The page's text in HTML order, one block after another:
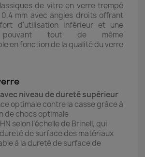
de vitre en verre trempé
mm avec angles droits offrant
d'utilisation inférieur et une
pouvant tout de même
en fonction de la qualité du verre
niveau de dureté supérieur
optimale contre la casse grâce à
de chocs optimale
selon l’échelle de Brinell, qui
de surface des matériaux
à la dureté de surface de